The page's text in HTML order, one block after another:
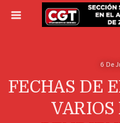
6 De
FECHAS DE
VARIOS